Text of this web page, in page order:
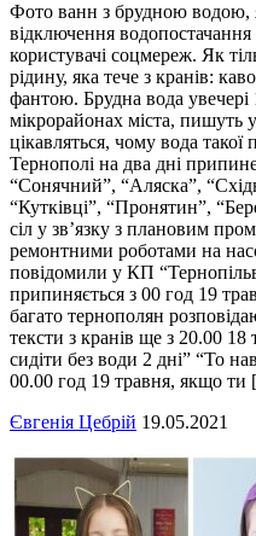
Фото ванн з брудною водою,
відключення
користувачі соцмереж. Як
рідину, яка тече з кранів:
фантою. Брудна вода увечері
мікрорайонах міста, пишуть
цікавляться, чому вода
Тернополі на два дні
“Сонячний”, “Аляска”,
“Кутківці”, “Пронятин”,
сіл у зв’язку з плановим
ремонтними роботами на
повідомили у КП
припиняється з 00 год 19
багато тернополян
тексти з кранів ще з 20.00
сидіти без води 2 дні” “То
00.00 год 19 травня, якщо
Євгенія Цебрій 19.05.2021